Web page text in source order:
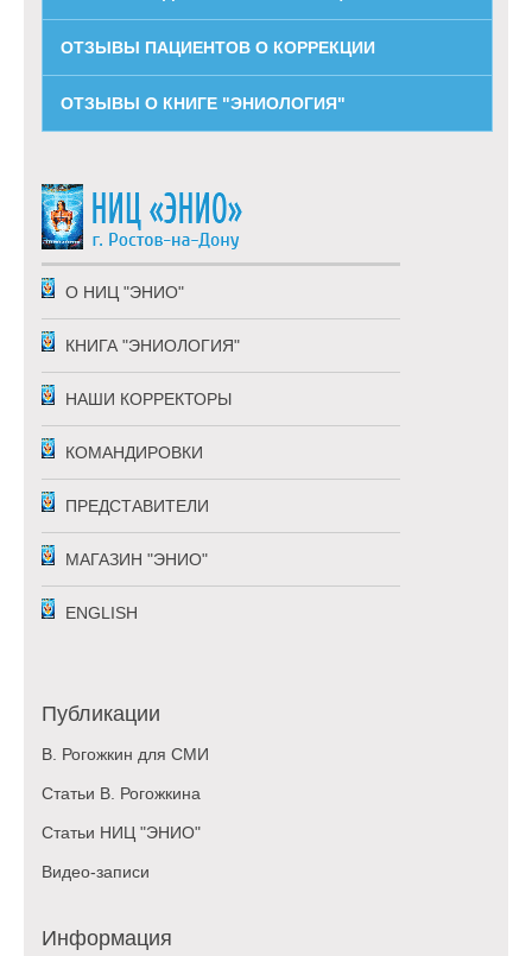
ОТЗЫВЫ ПАЦИЕНТОВ О КОРРЕКЦИИ
ОТЗЫВЫ О КНИГЕ "ЭНИОЛОГИЯ"
О НИЦ "ЭНИО"
КНИГА "ЭНИОЛОГИЯ"
НАШИ КОРРЕКТОРЫ
КОМАНДИРОВКИ
ПРЕДСТАВИТЕЛИ
МАГАЗИН "ЭНИО"
ENGLISH
Публикации
В. Рогожкин для СМИ
Статьи В. Рогожкина
Статьи НИЦ "ЭНИО"
Видео-записи
Информация